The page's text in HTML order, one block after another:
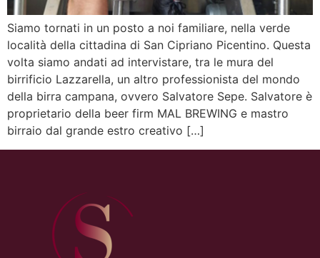
Siamo tornati in un posto a noi familiare, nella verde
località della cittadina di San Cipriano Picentino. Questa
volta siamo andati ad intervistare, tra le mura del
birrificio Lazzarella, un altro professionista del mondo
della birra campana, ovvero Salvatore Sepe. Salvatore è
proprietario della beer firm MAL BREWING e mastro
birraio dal grande estro creativo […]